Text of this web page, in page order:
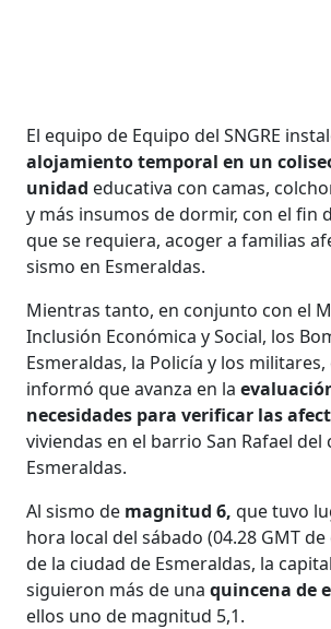
El equipo de Equipo del SNGRE
alojamiento temporal en un
unidad educativa con camas,
y más insumos de dormir, con el fin
que se requiera, acoger a familias
sismo en Esmeraldas.
Mientras tanto, en conjunto con el
Inclusión Económica y Social, los
Esmeraldas, la Policía y los militares,
informó que avanza en la
necesidades para verificar las
viviendas en el barrio San Rafael del
Esmeraldas.
Al sismo de magnitud 6,que tuvo
hora local del sábado (04.28 GMT
de la ciudad de Esmeraldas, la
siguieron más de una quincena de
ellos uno de magnitud 5,1.